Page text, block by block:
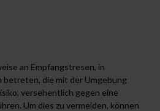
an Empfangstresen, in
betreten, die mit der Umgebung
versehentlich gegen eine
Um dies zu vermeiden, können